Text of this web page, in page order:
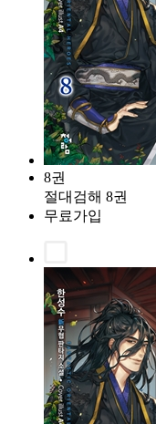
8권
절대검해 8권
무료가입